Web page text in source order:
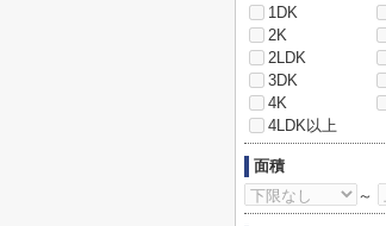
1DK
2K
2LDK
3DK
4K
4LDK以上
面積
～